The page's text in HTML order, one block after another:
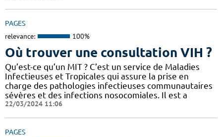
PAGES
relevance: 100%
Où trouver une consultation VIH ?
Qu’est-ce qu’un MIT ? C’est un service de Maladies
Infectieuses et Tropicales qui assure la prise en
charge des pathologies infectieuses communautaires
sévères et des infections nosocomiales. Il est a
22/03/2024 11:06
PAGES